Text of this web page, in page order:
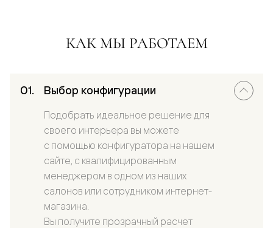
КАК МЫ РАБОТАЕМ
Выбор конфигурации
Подобрать идеальное решение для
своего интерьера вы можете
с помощью конфигуратора на нашем
сайте, с квалифицированным
менеджером в одном из наших
салонов или сотрудником интернет-
магазина.
Вы получите прозрачный расчет